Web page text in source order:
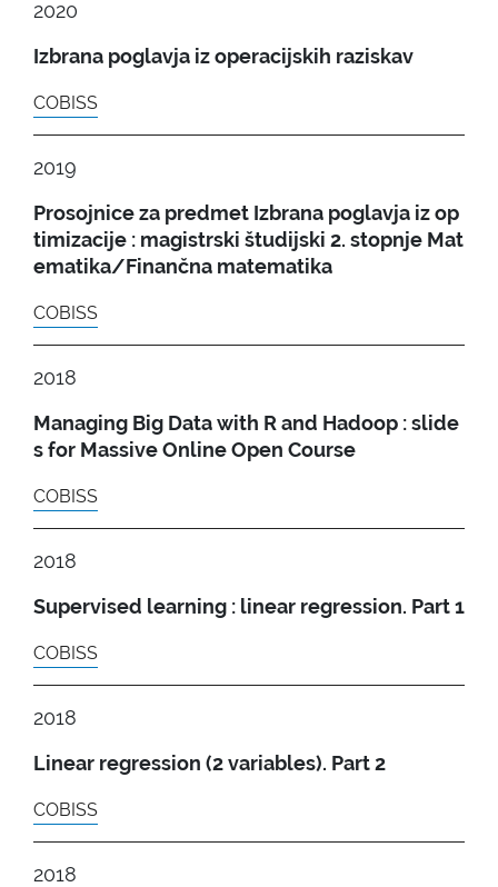
2020
Izbrana poglavja iz operacijskih raziskav
COBISS
2019
Prosojnice za predmet Izbrana poglavja iz op
timizacije : magistrski študijski 2. stopnje Mat
ematika/Finančna matematika
COBISS
2018
Managing Big Data with R and Hadoop : slide
s for Massive Online Open Course
COBISS
2018
Supervised learning : linear regression. Part 1
COBISS
2018
Linear regression (2 variables). Part 2
COBISS
2018